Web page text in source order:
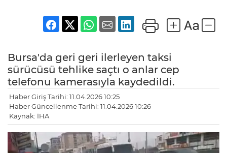
Bursa'da geri geri ilerleyen taksi
sürücüsü tehlike saçtı o anlar cep
telefonu kamerasıyla kaydedildi.
Haber Giriş Tarihi: 11.04.2026 10:25
Haber Güncellenme Tarihi: 11.04.2026 10:26
Kaynak: İHA